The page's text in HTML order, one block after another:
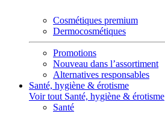
Cosmétiques premium
Dermocosmétiques
Promotions
Nouveau dans l’assortiment
Alternatives responsables
Santé, hygiène & érotisme
Voir tout Santé, hygiène & érotisme
Santé